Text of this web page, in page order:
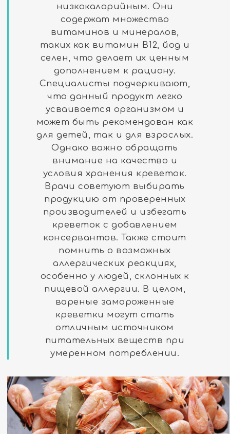
низкокалорийным. Они
содержат множество
витаминов и минералов,
таких как витамин B12, йод и
селен, что делает их ценным
дополнением к рациону.
Специалисты подчеркивают,
что данный продукт легко
усваивается организмом и
может быть рекомендован как
для детей, так и для взрослых.
Однако важно обращать
внимание на качество и
условия хранения креветок.
Врачи советуют выбирать
продукцию от проверенных
производителей и избегать
креветок с добавлением
консервантов. Также стоит
помнить о возможных
аллергических реакциях,
особенно у людей, склонных к
пищевой аллергии. В целом,
вареные замороженные
креветки могут стать
отличным источником
питательных веществ при
умеренном потреблении.